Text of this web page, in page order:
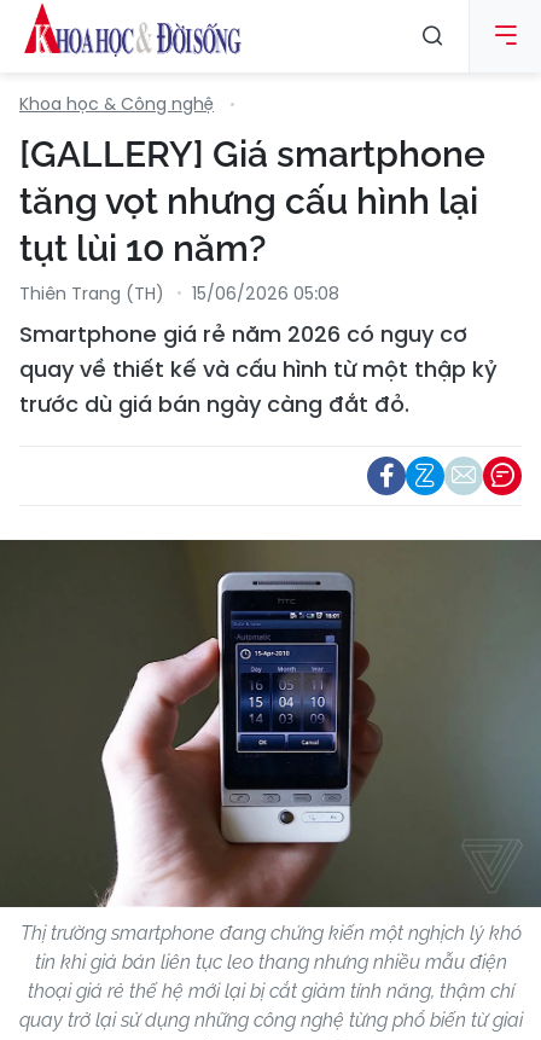
Khoa học & Công nghệ
[GALLERY] Giá smartphone
tăng vọt nhưng cấu hình lại
tụt lùi 10 năm?
Thiên Trang (TH) 15/06/2026 05:08
Smartphone giá rẻ năm 2026 có nguy cơ
quay về thiết kế và cấu hình từ một thập kỷ
trước dù giá bán ngày càng đắt đỏ.
Thị trường smartphone đang chứng kiến một nghịch lý khó
tin khi giá bán liên tục leo thang nhưng nhiều mẫu điện
thoại giá rẻ thế hệ mới lại bị cắt giảm tính năng, thậm chí
quay trở lại sử dụng những công nghệ từng phổ biến từ giai